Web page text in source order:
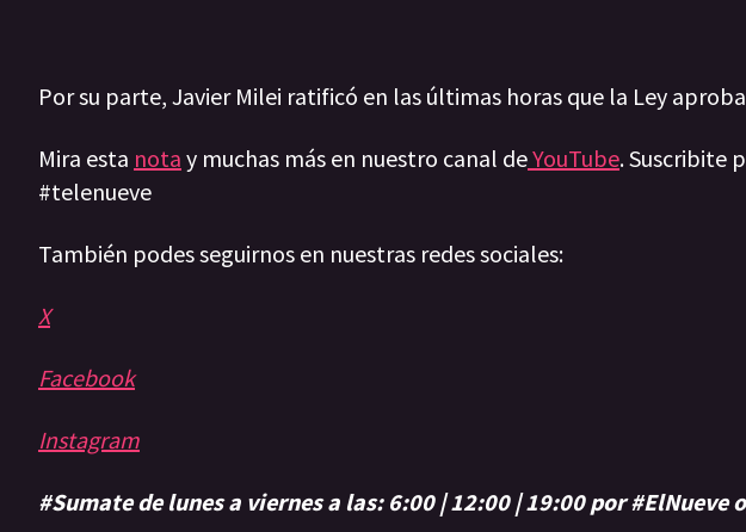
Por su parte, Javier Milei ratificó en las últimas horas que la Ley
Mira esta nota y muchas más en nuestro canal deYouTube. Suscribite
#telenueve
También podes seguirnos en nuestras redes sociales:
X
Facebook
Instagram
#Sumate de lunes a viernes a las: 6:00 | 12:00 | 19:00 por #ElNueve o